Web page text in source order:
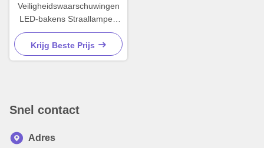
Veiligheidswaarschuwingen
LED-bakens Straallampen
Auto-licht accessoires voor
vorklifttrekkers
Krijg Beste Prijs
Snel contact
Adres